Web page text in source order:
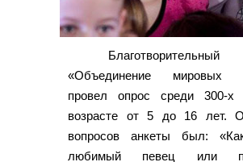
«Объединение мировых
провел опрос среди 300-х
возрасте от 5 до 16 лет.
вопросов анкеты был:
любимый певец или